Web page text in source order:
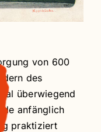
von 600
des
überwiegend
anfänglich
praktiziert